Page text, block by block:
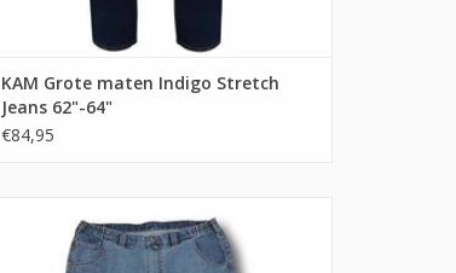
KAM Grote maten Indigo Stretch
Jeans 62"-64"
€84,95